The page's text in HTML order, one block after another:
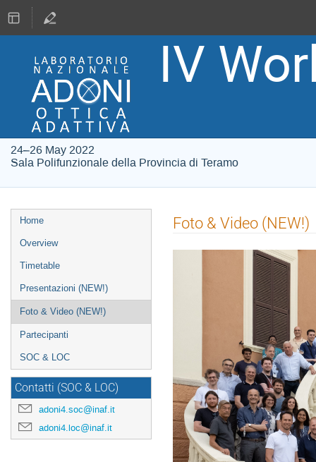
IV
24–26 May 2022
Sala Polifunzionale della Provincia di Teramo
Event
menu
Home
Overview
Timetable
Presentazioni (NEW!)
Foto & Video (NEW!)
Partecipanti
SOC & LOC
Contatti (SOC & LOC)
adoni4.soc@inaf.it
adoni4.loc@inaf.it
Foto & Video (NEW!)